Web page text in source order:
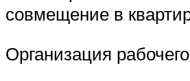
совмещение в
Организация